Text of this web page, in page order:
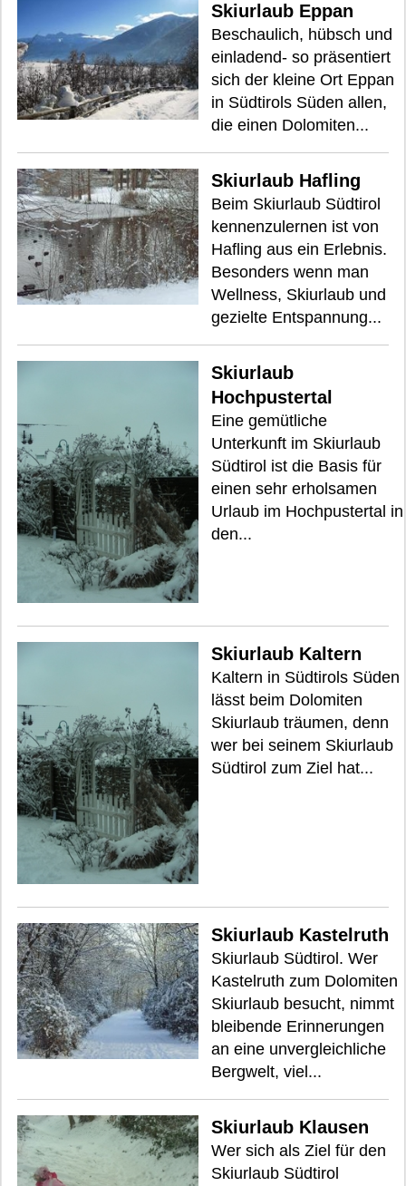
Skiurlaub Eppan
Beschaulich, hübsch und
einladend- so präsentiert
sich der kleine Ort Eppan
in Südtirols Süden allen,
die einen Dolomiten...
Skiurlaub Hafling
Beim Skiurlaub Südtirol
kennenzulernen ist von
Hafling aus ein Erlebnis.
Besonders wenn man
Wellness, Skiurlaub und
gezielte Entspannung...
Skiurlaub
Hochpustertal
Eine gemütliche
Unterkunft im Skiurlaub
Südtirol ist die Basis für
einen sehr erholsamen
Urlaub im Hochpustertal in
den...
Skiurlaub Kaltern
Kaltern in Südtirols Süden
lässt beim Dolomiten
Skiurlaub träumen, denn
wer bei seinem Skiurlaub
Südtirol zum Ziel hat...
Skiurlaub Kastelruth
Skiurlaub Südtirol. Wer
Kastelruth zum Dolomiten
Skiurlaub besucht, nimmt
bleibende Erinnerungen
an eine unvergleichliche
Bergwelt, viel...
Skiurlaub Klausen
Wer sich als Ziel für den
Skiurlaub Südtirol